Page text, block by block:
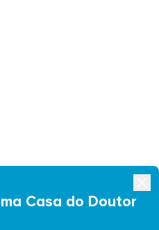
Casa do Doutor